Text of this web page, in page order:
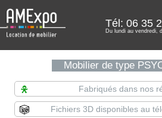
Tél: 06 35
Du lundi au vendredi,
Mobilier de type
Fabriqués dans nos
Fichiers 3D disponibles au